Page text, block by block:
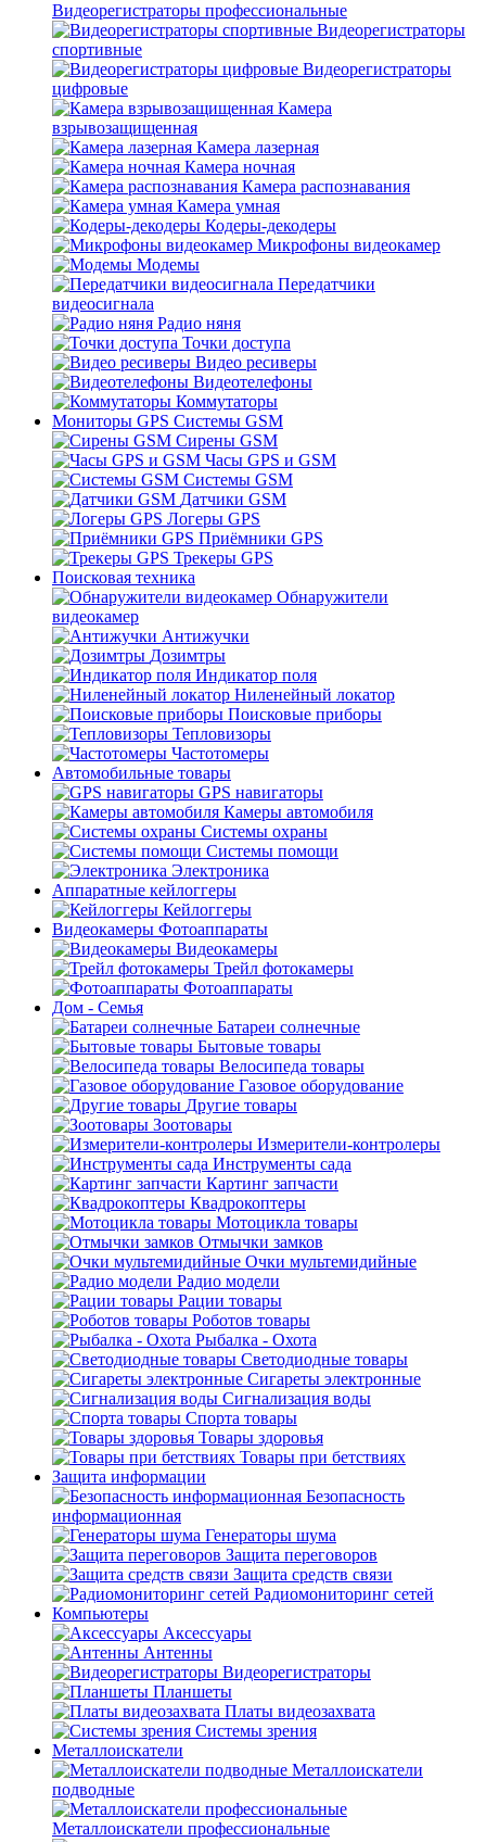
Видеорегистраторы профессиональные
Видеорегистраторы
спортивные
Видеорегистраторы
цифровые
Камера
взрывозащищенная
Камера лазерная
Камера ночная
Камера распознавания
Камера умная
Кодеры-декодеры
Микрофоны видеокамер
Модемы
Передатчики
видеосигнала
Радио няня
Точки доступа
Видео ресиверы
Видеотелефоны
Коммутаторы
Мониторы GPS Системы GSM
Сирены GSM
Часы GPS и GSM
Системы GSM
Датчики GSM
Логеры GPS
Приёмники GPS
Трекеры GPS
Поисковая техника
Обнаружители
видеокамер
Антижучки
Дозимтры
Индикатор поля
Ниленейный локатор
Поисковые приборы
Тепловизоры
Частотомеры
Автомобильные товары
GPS навигаторы
Камеры автомобиля
Системы охраны
Системы помощи
Электроника
Аппаратные кейлоггеры
Кейлоггеры
Видеокамеры Фотоаппараты
Видеокамеры
Трейл фотокамеры
Фотоаппараты
Дом - Семья
Батареи солнечные
Бытовые товары
Велосипеда товары
Газовое оборудование
Другие товары
Зоотовары
Измерители-контролеры
Инструменты сада
Картинг запчасти
Квадрокоптеры
Мотоцикла товары
Отмычки замков
Очки мультемидийные
Радио модели
Рации товары
Роботов товары
Рыбалка - Охота
Светодиодные товары
Сигареты электронные
Сигнализация воды
Спорта товары
Товары здоровья
Товары при бетствиях
Защита информации
Безопасность
информационная
Генераторы шума
Защита переговоров
Защита средств связи
Радиомониторинг сетей
Компьютеры
Аксессуары
Антенны
Видеорегистраторы
Планшеты
Платы видеозахвата
Системы зрения
Металлоискатели
Металлоискатели
подводные
Металлоискатели профессиональные